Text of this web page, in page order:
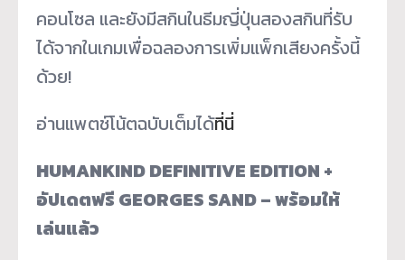
คอนโซล และยังมีสกินในธีมญี่ปุ่นสองสกินที่รับ
ได้จากในเกมเพื่อฉลองการเพิ่มแพ็กเสียงครั้งนี้
ด้วย!
อ่านแพตช์โน้ตฉบับเต็มได้ที่นี่
HUMANKIND DEFINITIVE EDITION +
อัปเดตฟรี GEORGES SAND – พร้อมให้
เล่นแล้ว